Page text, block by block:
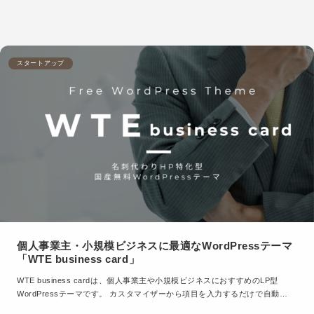
スタートアップ
個人事業主・小規模ビジネスに最適なWordPressテーマ
「WTE business card」
WTE business cardは、個人事業主や小規模ビジネスにおすすめのLP型
WordPressテーマです。 カスタマイザーから項目を入力するだけで自動…